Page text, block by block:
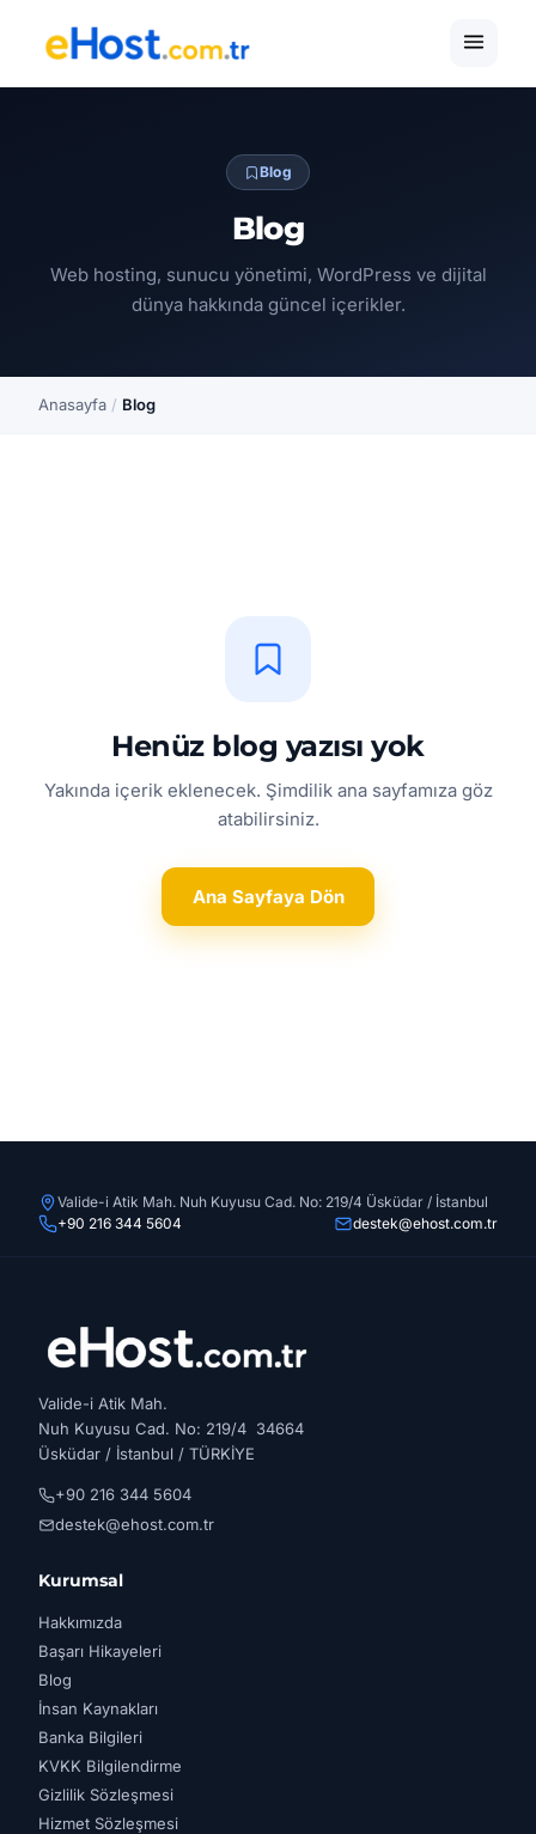
Blog
Blog
Web hosting, sunucu yönetimi, WordPress ve dijital
dünya hakkında güncel içerikler.
Anasayfa / Blog
Henüz blog yazısı yok
Yakında içerik eklenecek. Şimdilik ana sayfamıza göz
atabilirsiniz.
Ana Sayfaya Dön
Valide-i Atik Mah. Nuh Kuyusu Cad. No: 219/4 Üsküdar / İstanbul
+90 216 344 5604
destek@ehost.com.tr
Valide-i Atik Mah.
Nuh Kuyusu Cad. No: 219/4 34664
Üsküdar / İstanbul / TÜRKİYE
+90 216 344 5604
destek@ehost.com.tr
Kurumsal
Hakkımızda
Başarı Hikayeleri
Blog
İnsan Kaynakları
Banka Bilgileri
KVKK Bilgilendirme
Gizlilik Sözleşmesi
Hizmet Sözleşmesi